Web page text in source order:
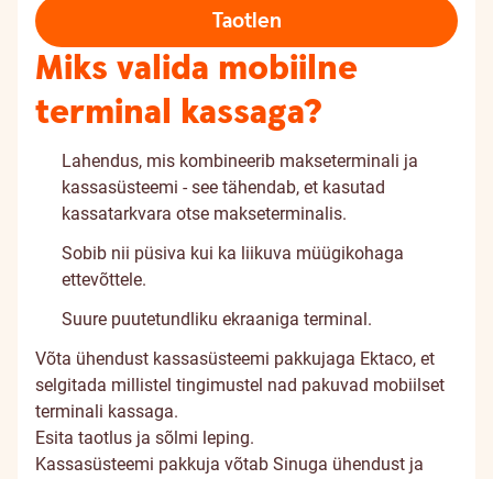
Taotlen
Miks valida mobiilne
terminal kassaga?
Lahendus, mis kombineerib makseterminali ja
kassasüsteemi - see tähendab, et kasutad
kassatarkvara otse makseterminalis.
Sobib nii püsiva kui ka liikuva müügikohaga
ettevõttele.
Suure puutetundliku ekraaniga terminal.
Võta ühendust kassasüsteemi pakkujaga Ektaco, et
selgitada millistel tingimustel nad pakuvad mobiilset
terminali kassaga.
Esita taotlus ja sõlmi leping.
Kassasüsteemi pakkuja võtab Sinuga ühendust ja